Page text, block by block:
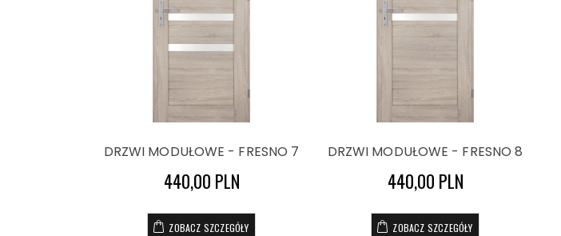
DRZWI MODUŁOWE - FRESNO 7
440,00 PLN
ZOBACZ SZCZEGÓŁY
DRZWI MODUŁOWE - FRESNO 8
440,00 PLN
ZOBACZ SZCZEGÓŁY